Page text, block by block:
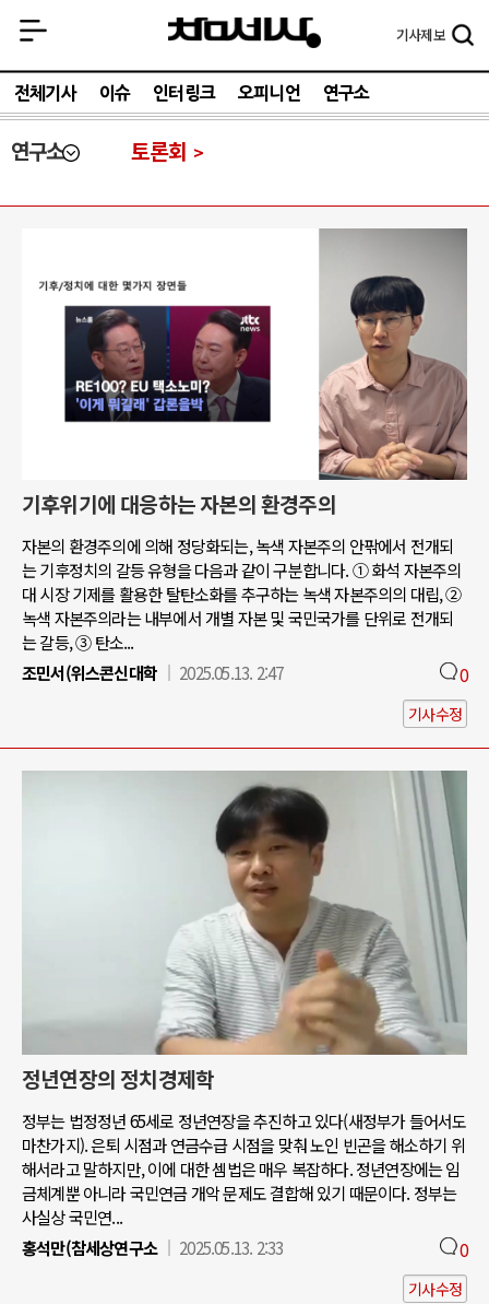
기사제보
전체기사 이슈 인터링크 오피니언 연구소
연구소 토론회
기후위기에 대응하는 자본의 환경주의
자본의 환경주의에 의해 정당화되는, 녹색 자본주의 안팎에서 전개되
는 기후정치의 갈등 유형을 다음과 같이 구분합니다. ① 화석 자본주의
대 시장 기제를 활용한 탈탄소화를 추구하는 녹색 자본주의의 대립, ②
녹색 자본주의라는 내부에서 개별 자본 및 국민국가를 단위로 전개되
는 갈등, ③ 탄소...
조민서(위스콘신대학
2025.05.13. 2:47 0
기사수정
정년연장의 정치경제학
정부는 법정정년 65세로 정년연장을 추진하고 있다(새정부가 들어서도
마찬가지). 은퇴 시점과 연금수급 시점을 맞춰 노인 빈곤을 해소하기 위
해서라고 말하지만, 이에 대한 셈법은 매우 복잡하다. 정년연장에는 임
금체계뿐 아니라 국민연금 개악 문제도 결합해 있기 때문이다. 정부는
사실상 국민연...
홍석만(참세상연구소
2025.05.13. 2:33 0
기사수정